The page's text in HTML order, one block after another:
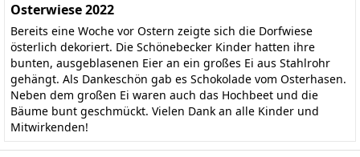
Osterwiese 2022
Bereits eine Woche vor Ostern zeigte sich die Dorfwiese
österlich dekoriert. Die Schönebecker Kinder hatten ihre
bunten, ausgeblasenen Eier an ein großes Ei aus Stahlrohr
gehängt. Als Dankeschön gab es Schokolade vom Osterhasen.
Neben dem großen Ei waren auch das Hochbeet und die
Bäume bunt geschmückt. Vielen Dank an alle Kinder und
Mitwirkenden!